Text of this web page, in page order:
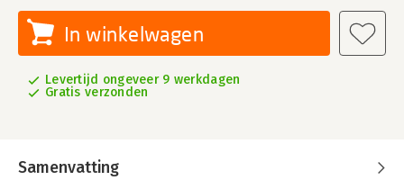
In winkelwagen
Levertijd ongeveer 9 werkdagen
Gratis verzonden
Samenvatting